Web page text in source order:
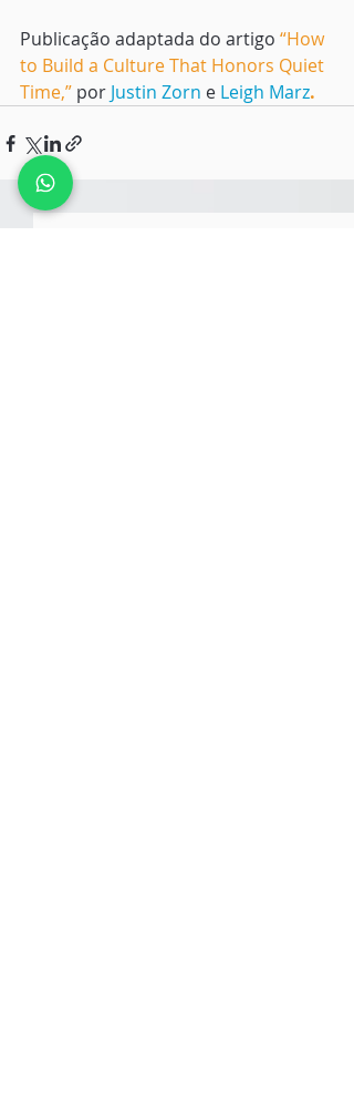
Publicação adaptada do artigo “How
to Build a Culture That Honors Quiet
Time,” por Justin Zorn e Leigh Marz.